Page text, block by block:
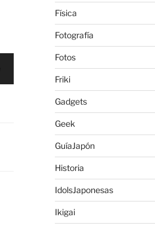
Física
Fotografía
Fotos
Friki
Gadgets
Geek
GuíaJapón
Historia
IdolsJaponesas
Ikigai